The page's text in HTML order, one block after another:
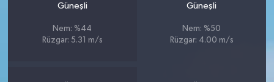
Güneşli
Nem: %44
Rüzgar: 5.31 m/s
Güneşli
Nem: %50
Rüzgar: 4.00 m/s